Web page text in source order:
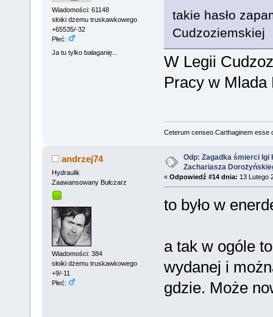
Wiadomości: 61148
słoiki dżemu truskawkowego
+65535/-32
Płeć:
Ja tu tylko bałaganię...
takie hasło
Cudzoziemskiej
W Legii
Pracy w Mlada
Ceterum censeo Carthaginem esse
andrzej74
Hydraulik
Zaawansowany Bułczarz
Wiadomości: 384
słoiki dżemu truskawkowego
+9/-11
Płeć:
Odp: Zagadka śmierci
Zachariasza
« Odpowiedź #14 dnia: 13 Lutego
to było w
a tak w ogóle
wydanej i
gdzie. Może